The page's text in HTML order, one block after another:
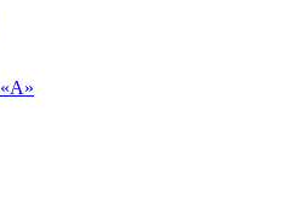
«А»